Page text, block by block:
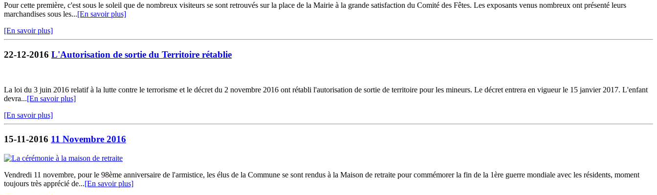
Pour cette première, c'est sous le soleil que de nombreux visiteurs se sont retrouvés sur la place de la Mairie à la grande satisfaction du Comité des Fêtes. Les exposants venus nombreux ont présenté leurs
marchandises sous les...[En savoir plus]
[En savoir plus]
22-12-2016 L'Autorisation de sortie du Territoire rétablie
La loi du 3 juin 2016 relatif à la lutte contre le terrorisme et le décret du 2 novembre 2016 ont rétabli l'autorisation de sortie de territoire pour les mineurs. Le décret entrera en vigueur le 15 janvier 2017. L'enfant
devra...[En savoir plus]
[En savoir plus]
15-11-2016 11 Novembre 2016
Vendredi 11 novembre, pour le 98ème anniversaire de l'armistice, les élus de la Commune se sont rendus à la Maison de retraite pour commémorer la fin de la 1ère guerre mondiale avec les résidents, moment
toujours très apprécié de...[En savoir plus]